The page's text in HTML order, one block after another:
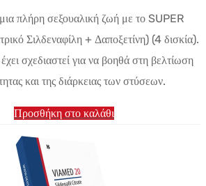
πλήρη σεξουαλική ζωή με το SUPER
Σιλδεναφίλη + Δαποξετίνη) (4 δισκία).
σχεδιαστεί για να βοηθά στη βελτίωση
και της διάρκειας των στύσεων.
Προσθήκη στο καλάθι